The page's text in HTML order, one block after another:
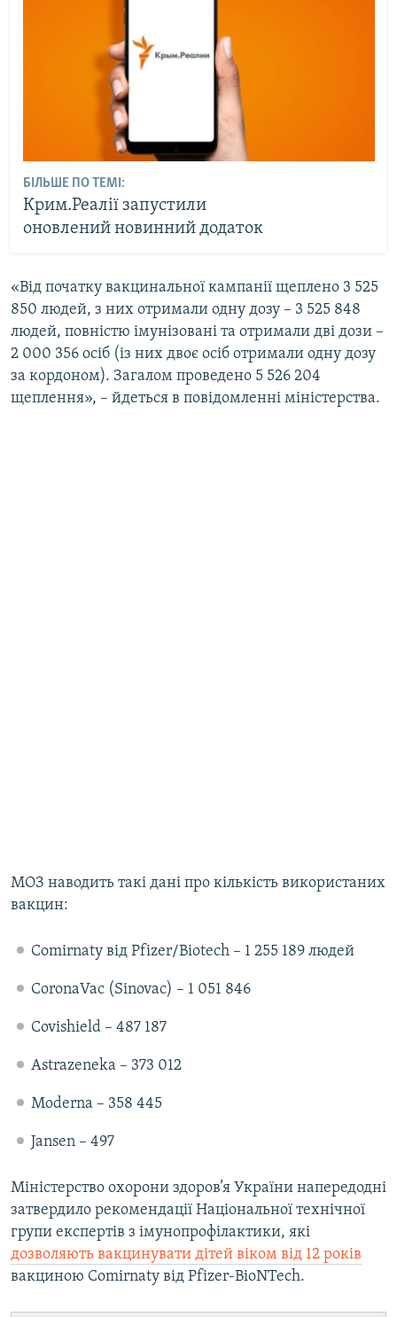
БІЛЬШЕ ПО ТЕМІ:
Крим.Реалії запустили
оновлений новинний додаток
«Від початку вакцинальної кампанії щеплено 3 525
850 людей, з них отримали одну дозу – 3 525 848
людей, повністю імунізовані та отримали дві дози –
2 000 356 осіб (із них двоє осіб отримали одну дозу
за кордоном). Загалом проведено 5 526 204
щеплення», – йдеться в повідомленні міністерства.
МОЗ наводить такі дані про кількість використаних
вакцин:
Comirnaty від Pfizer/Biotech – 1 255 189 людей
CoronaVac (Sinovac) – 1 051 846
Covishield – 487 187
Astrazeneka – 373 012
Moderna – 358 445
Jansen – 497
Міністерство охорони здоров’я України напередодні
затвердило рекомендації Національної технічної
групи експертів з імунопрофілактики, які
дозволяють вакцинувати дітей віком від 12 років
вакциною Comirnaty від Pfizer-BioNTech.